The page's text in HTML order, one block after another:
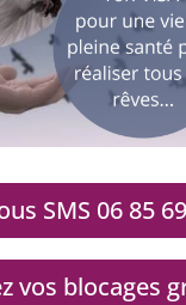
SMS 06 85
vos blocages